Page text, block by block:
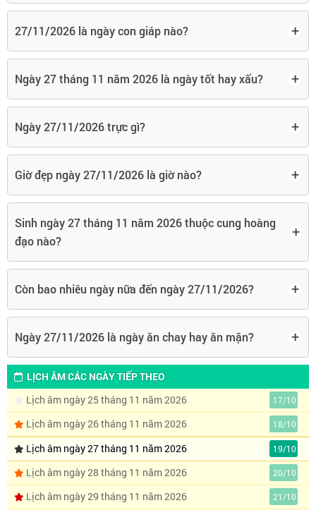
27/11/2026 là ngày con giáp nào? +
Ngày 27 tháng 11 năm 2026 là ngày tốt hay xấu? +
Ngày 27/11/2026 trực gì? +
Giờ đẹp ngày 27/11/2026 là giờ nào? +
Sinh ngày 27 tháng 11 năm 2026 thuộc cung hoàng
đạo nào?
+
Còn bao nhiêu ngày nữa đến ngày 27/11/2026? +
Ngày 27/11/2026 là ngày ăn chay hay ăn mặn? +
LỊCH ÂM CÁC NGÀY TIẾP THEO
Lịch âm ngày 25 tháng 11 năm 2026
17/10
Lịch âm ngày 26 tháng 11 năm 2026 18/10
Lịch âm ngày 27 tháng 11 năm 2026 19/10
Lịch âm ngày 28 tháng 11 năm 2026 20/10
Lịch âm ngày 29 tháng 11 năm 2026 21/10